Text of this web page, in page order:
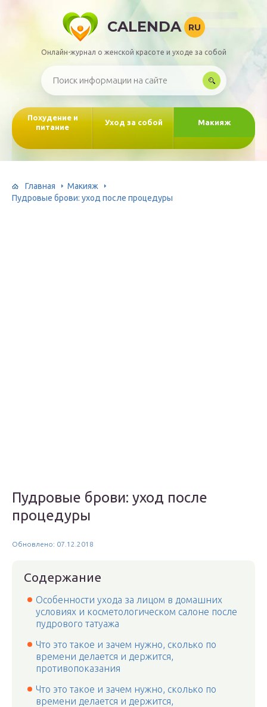
CALENDA RU
Онлайн-журнал о женской красоте и уходе за собой
Похудение и
питание
Уход за собой Макияж
Главная
Макияж
Пудровые брови: уход после процедуры
Пудровые брови: уход после
процедуры
Обновлено: 07.12.2018
Содержание
Особенности ухода за лицом в домашних
условиях и косметологическом салоне после
пудрового татуажа
Что это такое и зачем нужно, сколько по
времени делается и держится,
противопоказания
Что это такое и зачем нужно, сколько по
времени делается и держится,